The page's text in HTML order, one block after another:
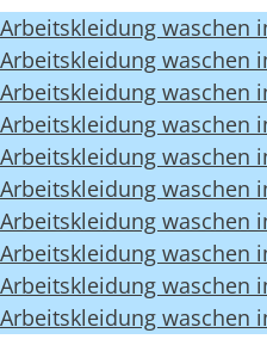
Arbeitskleidung waschen
Arbeitskleidung waschen
Arbeitskleidung waschen
Arbeitskleidung waschen
Arbeitskleidung waschen
Arbeitskleidung waschen
Arbeitskleidung waschen
Arbeitskleidung waschen
Arbeitskleidung waschen
Arbeitskleidung waschen